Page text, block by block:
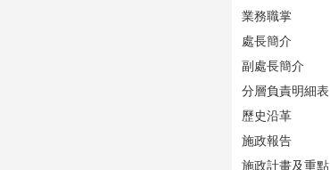
業務職掌
處長簡介
副處長簡介
分層負責明細表
歷史沿革
施政報告
施政計畫及重點